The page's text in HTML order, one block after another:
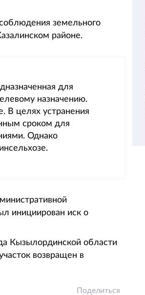
земельного
районе.
для
назначению.
В целях устранения
сроком для
Однако
инициирован иск о
Кызылординской области
возвращен в
Поделиться